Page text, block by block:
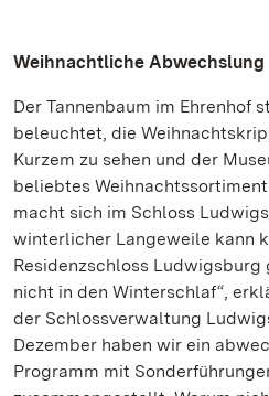
Weihnachtliche Abwechslung
Der Tannenbaum im Ehrenhof
beleuchtet, die
Kurzem zu sehen und der
beliebtes
macht sich im Schloss
winterlicher Langeweile kann
Residenzschloss Ludwigsburg
nicht in den Winterschlaf“,
der Schlossverwaltung
Dezember haben wir ein
Programm mit